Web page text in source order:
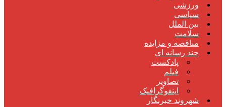
ورزشی
سیاسی
بین الملل
سلامت
مناقصه و مزایده
چند رسانه ای
پادکست
فیلم
تصاویر
اینفوگرافیک
شهروند خبرنگار